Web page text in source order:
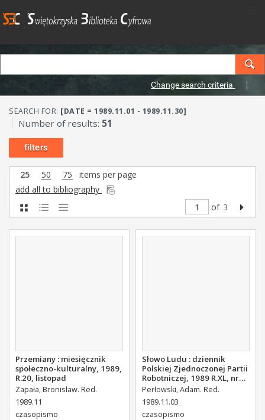
Change search criteria
SEARCH FOR: [DATE = 1989.11.01 - 1989.11.30]
Number of results: 51
filters
25 50 75
items per page
add all to bibliography
of 3
Przemiany : miesięcznik
społeczno-kulturalny, 1989,
R.20, listopad
Zapała, Bronisław. Red.
1989.11
czasopismo
Słowo Ludu : dziennik
Polskiej Zjednoczonej Partii
Robotniczej, 1989 R.XL, nr
255 (magazyn)
Perłowski, Adam. Red.
1989.11.03
czasopismo